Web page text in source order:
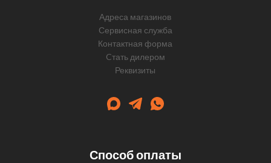
Адреса магазинов
Сервисная служба
Контактная форма
Cтать дилером
Реквизиты
Способ оплаты